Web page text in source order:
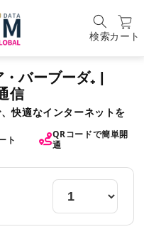
検索カート
バーブーダ₊ |
信
快適なインターネットを
ト
QRコードで簡単開
通